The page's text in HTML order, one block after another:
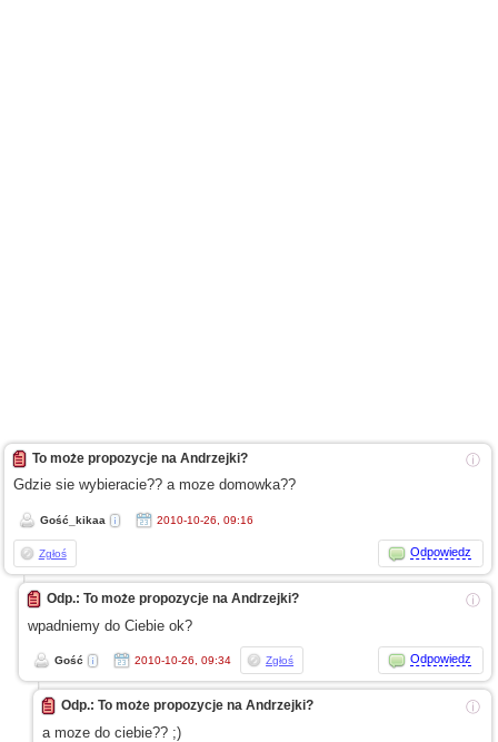
ⓘ
To może propozycje na Andrzejki?
Gdzie sie wybieracie?? a mozedomowka??
Gość_kikaa 2010-10-26, 09:16
Zgłoś Odpowiedz
ⓘ
Odp.: To może propozycje na Andrzejki?
wpadniemy do Ciebie ok?
Gość 2010-10-26, 09:34 Zgłoś Odpowiedz
ⓘ
Odp.: To może propozycje na Andrzejki?
a moze do ciebie?? ;)